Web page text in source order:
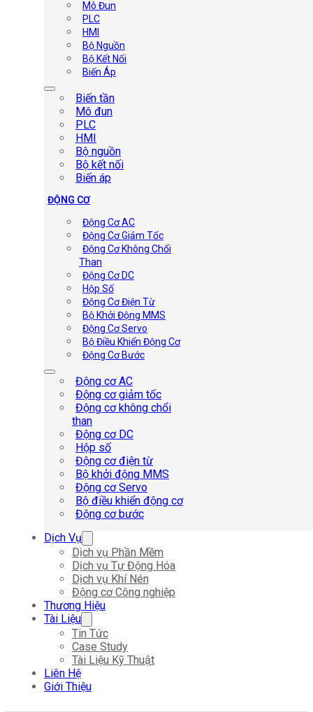
Mô Đun
PLC
HMI
Bộ Nguồn
Bộ Kết Nối
Biến Áp
Biến tần
Mô đun
PLC
HMI
Bộ nguồn
Bộ kết nối
Biến áp
ĐỘNG CƠ
Động Cơ AC
Động Cơ Giảm Tốc
Động Cơ Không Chổi
Than
Động Cơ DC
Hộp Số
Động Cơ Điện Từ
Bộ Khởi Động MMS
Động Cơ Servo
Bộ Điều Khiển Động Cơ
Động Cơ Bước
Động cơ AC
Động cơ giảm tốc
Động cơ không chổi
than
Động cơ DC
Hộp số
Động cơ điện từ
Bộ khởi động MMS
Động cơ Servo
Bộ điều khiển động cơ
Động cơ bước
Dịch Vụ
Dịch vụ Phần Mềm
Dịch vụ Tự Động Hóa
Dịch vụ Khí Nén
Động cơ Công nghiệp
Thương Hiệu
Tài Liệu
Tin Tức
Case Study
Tài Liệu Kỹ Thuật
Liên Hệ
Giới Thiệu